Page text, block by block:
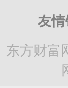
友
东方财富